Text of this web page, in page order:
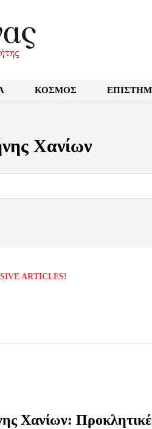
ΚΟΣΜΟΣ
Χανίων
ARTICLES!
Χανίων: